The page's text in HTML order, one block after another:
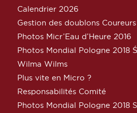
Calendrier 2026
Gestion des doublons Coureurs
Photos Micr’Eau d’Heure 2016
Photos Mondial Pologne 2018
Wilma Wilms
Plus vite en Micro ?
Responsabilités Comité
Photos Mondial Pologne 2018